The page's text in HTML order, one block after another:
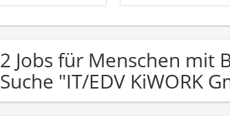
2 Jobs für Menschen mit
Suche "IT/EDV KiWORK